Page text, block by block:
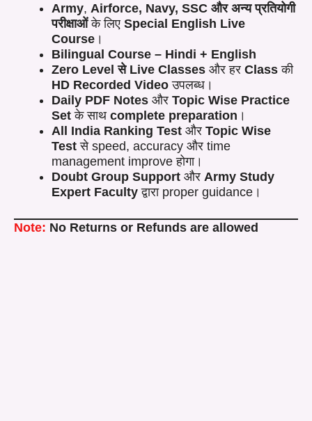
Army, Airforce, Navy, SSC और अन्यप्रतियोगी
परीक्षाओं के लिए Special English Live
Course ।
Bilingual Course – Hindi + English
Zero Level से Live Classes और हर Classकी
HD Recorded Video उपलब्ध।
Daily PDF Notes और Topic Wise Practice
Set के साथ complete preparation ।
All India Ranking Test और Topic Wise
Test से speed, accuracy और time
management improve होगा।
Doubt Group Support और Army Study
Expert Faculty द्वारा proper guidance।
Note: No Returns or Refunds are allowed